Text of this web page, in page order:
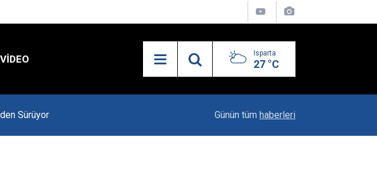
VIDEO Isparta
27 °C
Sürüyor Isparta'nın Yatırım Dosyası Devletin Zirvesinde
Günün tüm haberleri